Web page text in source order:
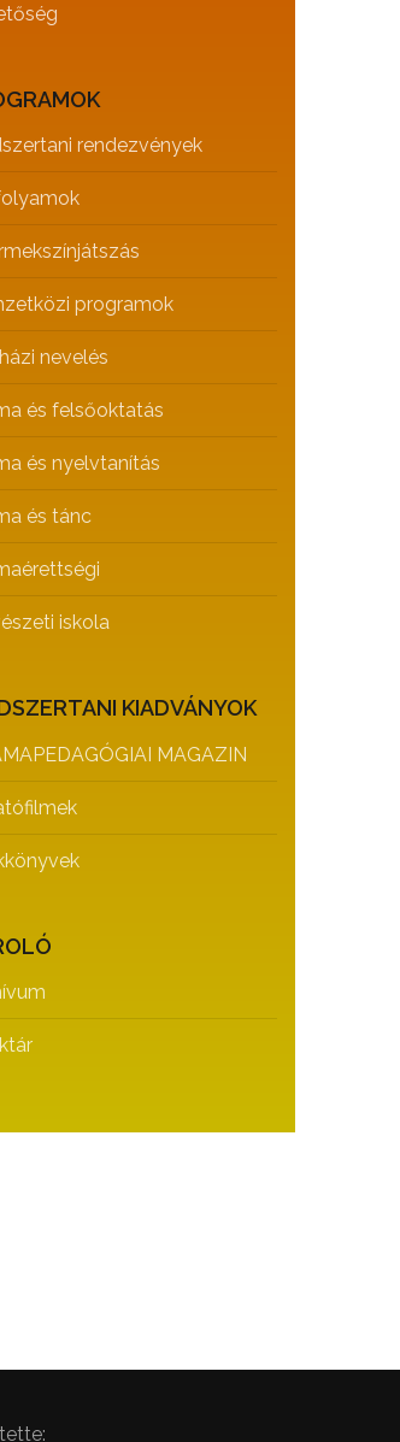
rendezvények
programok
nevelés
és felsőoktatás
és nyelvtanítás
és tánc
iskola
KIADVÁNYOK
MAGAZIN